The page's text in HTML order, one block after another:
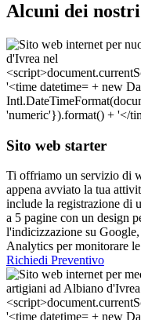
Alcuni dei
Sito web starter
Ti offriamo un servizio di
appena avviato la tua
include la registrazione di
a 5 pagine con un design
l'indicizzazione su
Analytics per monitorare
Richiedi Preventivo